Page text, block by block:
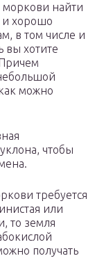
моркови найти
и хорошо
в том числе и
вы хотите
можно
чтобы
требуется
или
то земля
получать